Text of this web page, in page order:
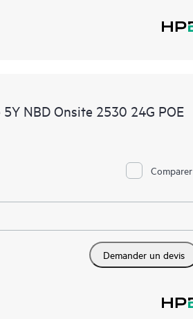
NBD Onsite 2530 24G POE
Comparer
Demander un devis